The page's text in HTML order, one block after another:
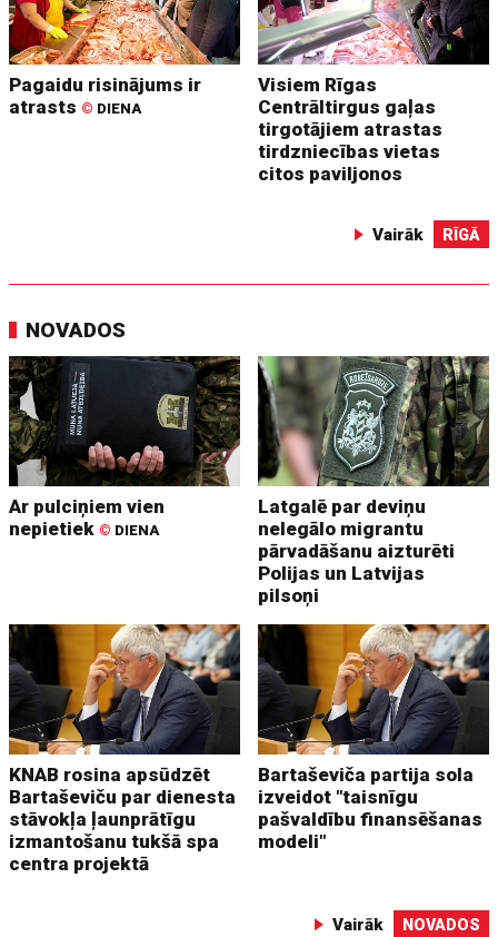
Pagaidu risinājums ir
atrasts © DIENA
Visiem Rīgas
Centrāltirgus gaļas
tirgotājiem atrastas
tirdzniecības vietas
citos paviljonos
Vairāk RĪGĀ
NOVADOS
Ar pulciņiem vien
nepietiek © DIENA
Latgalē par deviņu
nelegālo migrantu
pārvadāšanu aizturēti
Polijas un Latvijas
pilsoņi
KNAB rosina apsūdzēt
Bartaševiču par dienesta
stāvokļa ļaunprātīgu
izmantošanu tukšā spa
centra projektā
Bartaševiča partija sola
izveidot "taisnīgu
pašvaldību finansēšanas
modeli"
Vairāk NOVADOS